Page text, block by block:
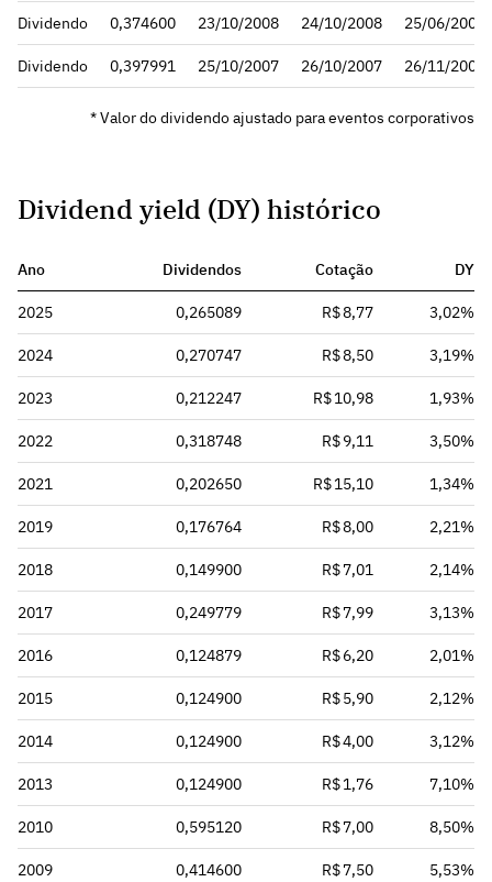
Dividendo 0,374600 23/10/2008 24/10/2008 25/06/2009
Dividendo 0,397991 25/10/2007 26/10/2007 26/11/2007
* Valor do dividendo ajustado para eventos corporativos
Dividend yield (DY) histórico
Ano Dividendos Cotação DY
2025 0,265089 R$ 8,77 3,02%
2024 0,270747 R$ 8,50 3,19%
2023 0,212247 R$ 10,98 1,93%
2022 0,318748 R$ 9,11 3,50%
2021 0,202650 R$ 15,10 1,34%
2019 0,176764 R$ 8,00 2,21%
2018 0,149900 R$ 7,01 2,14%
2017 0,249779 R$ 7,99 3,13%
2016 0,124879 R$ 6,20 2,01%
2015 0,124900 R$ 5,90 2,12%
2014 0,124900 R$ 4,00 3,12%
2013 0,124900 R$ 1,76 7,10%
2010 0,595120 R$ 7,00 8,50%
2009 0,414600 R$ 7,50 5,53%